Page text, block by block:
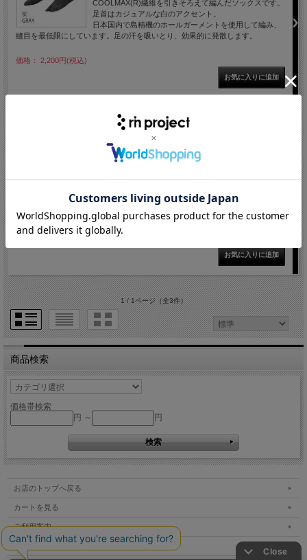
COOLMAX(R)繊維を引きそろえて編んだソックスです。
足首はカジュアルな白のアクセント。
日本国内で島精機のホールガーメントを使用して編み、
縫目を最低限にしています。足の汗を吸いとり、効果的に発散します。
価格： 2,200円(税込)
【和紙グローブ】和紙繊維 x COOLMAX(R) ハーフフィ
ンガー 吸汗速乾 日本製 滑止 No.8043【ネコポス可】
湿度調節に優れた和紙繊維と、速乾性に優れた
COOLMAX(R)繊維を引きそろえて編んだニットグロー
日本国内で島精機ホールガーメントを使用して編み立て
手の平には滑り止めラバープリント付き。
手の平の汗を吸いとり、効果的に発散します。
価格： 3,300円(税込)
1 / 1ページ（全3件）
商品検索
価格帯検索
円 ～
円
お店のトップへ戻る
カートを見る
ご利用案内